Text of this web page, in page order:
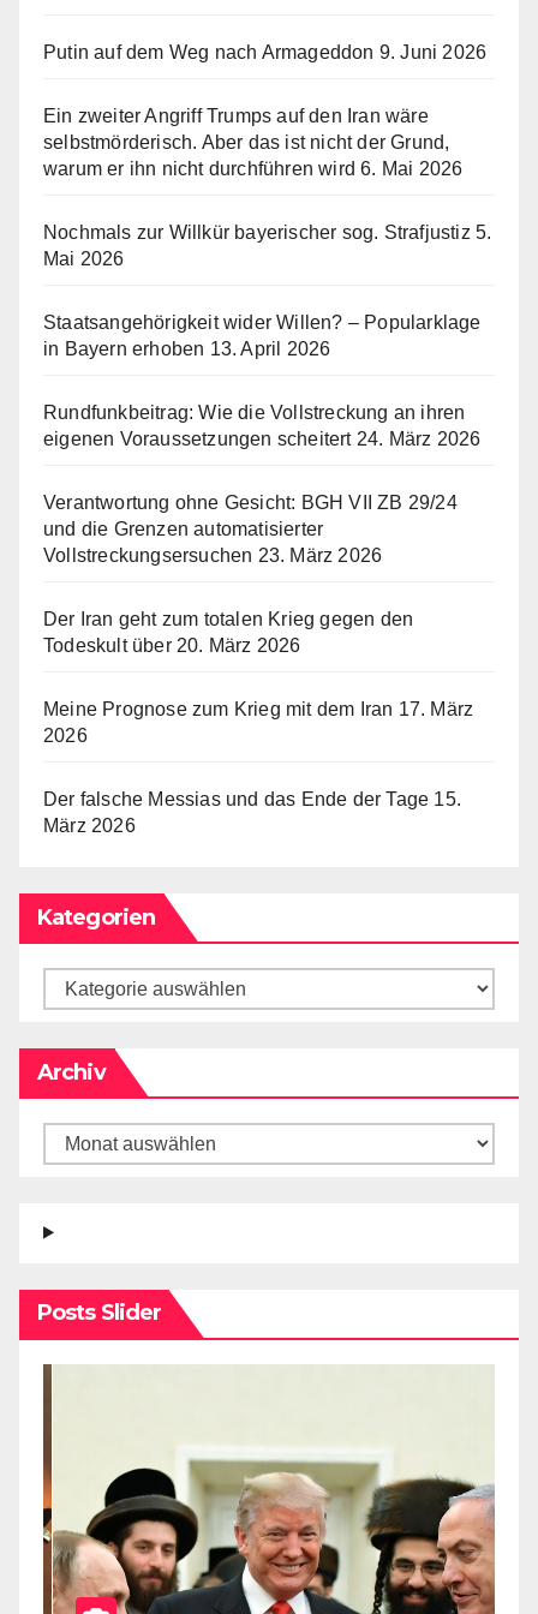
Putin auf dem Weg nach Armageddon 9. Juni 2026
Ein zweiter Angriff Trumps auf den Iran wäre
selbstmörderisch. Aber das ist nicht der Grund,
warum er ihn nicht durchführen wird 6. Mai 2026
Nochmals zur Willkür bayerischer sog. Strafjustiz 5.
Mai 2026
Staatsangehörigkeit wider Willen? – Popularklage
in Bayern erhoben 13. April 2026
Rundfunkbeitrag: Wie die Vollstreckung an ihren
eigenen Voraussetzungen scheitert 24. März 2026
Verantwortung ohne Gesicht: BGH VII ZB 29/24
und die Grenzen automatisierter
Vollstreckungsersuchen 23. März 2026
Der Iran geht zum totalen Krieg gegen den
Todeskult über 20. März 2026
Meine Prognose zum Krieg mit dem Iran 17. März
2026
Der falsche Messias und das Ende der Tage 15.
März 2026
Kategorien
Archiv
Posts Slider